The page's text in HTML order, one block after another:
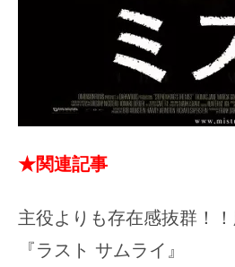
★関連記事
主役よりも存在感抜群！
『ラスト サムライ』